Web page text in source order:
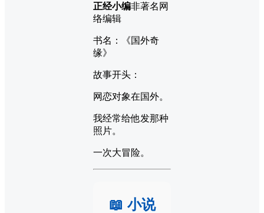
正经小编非著名网
络编辑
书名：《国外奇
缘》
故事开头：
网恋对象在国外。
我经常给他发那种
照片。
一次大冒险。
📖 小说